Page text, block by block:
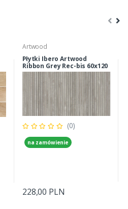
Artwood
Płytki Ibero Artwood
Ribbon Grey Rec-bis 60x120
Cm ścienne, Podłogowe
(0)
na zamówienie
228,00 PLN